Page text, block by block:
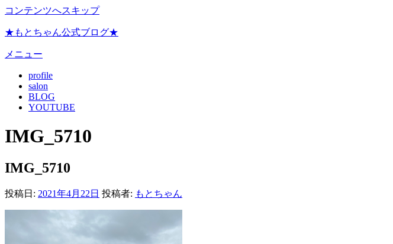
コンテンツへスキップ
★もとちゃん公式ブログ★
メニュー
profile
salon
BLOG
YOUTUBE
IMG_5710
IMG_5710
投稿日: 2021年4月22日 投稿者: もとちゃん